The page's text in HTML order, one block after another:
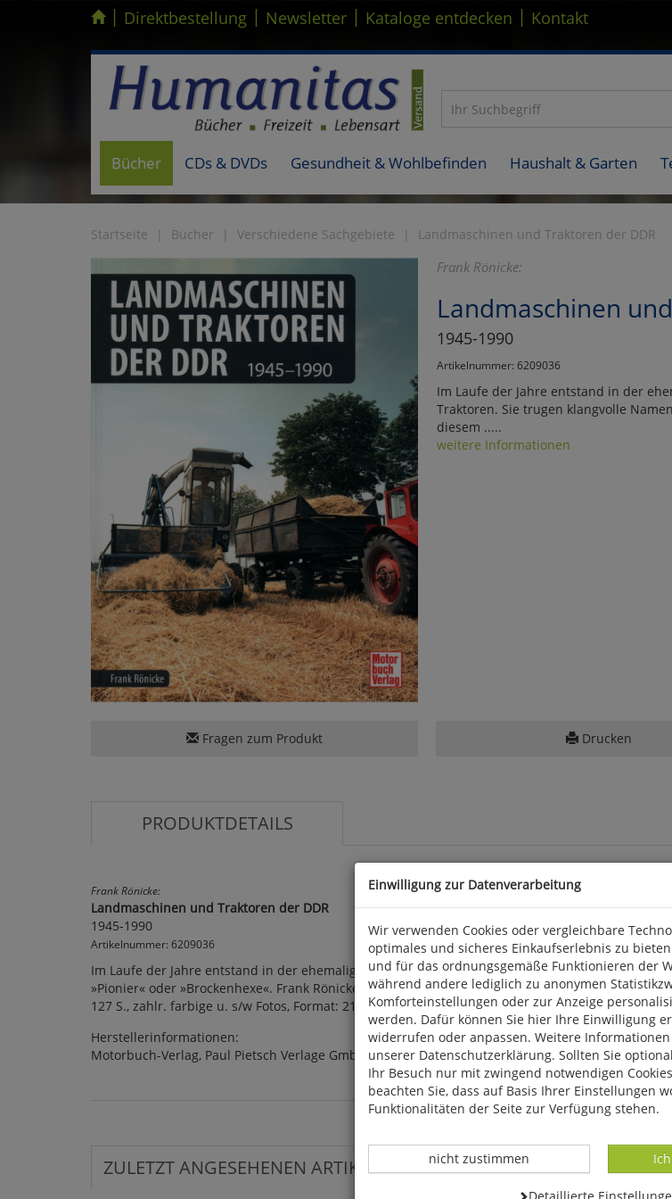
Kompletten Head der Seite überspringen
| Direktbestellung | Newsletter | Kataloge entdecken | Kontakt
Bücher CDs & DVDs Gesundheit & Wohlbefinden Haushalt & Garten
Startseite Bücher Verschiedene Sachgebiete Landmaschinen und Traktoren der DDR
Frank Rönicke:
Landmaschinen
1945-1990
Artikelnummer: 6209036
Im Laufe der Jahre entstand in der
Traktoren. Sie trugen klangvolle
diesem .....
weitere Informationen
Fragen zum Produkt Drucken
PRODUKTDETAILS
Frank Rönicke:
Landmaschinen und Traktoren der DDR
1945-1990
Artikelnummer: 6209036
Im Laufe der Jahre entstand in der ehemaligen DDR eine überraschend bunte Palette an
»Pionier« oder »Brockenhexe«. Frank Rönicke erinnert in diesem opulenten Bild- und
127 S., zahlr. farbige u. s/w Fotos, Format: 21,5 x 28,7 cm, geb. Motorbuch.
Herstellerinformationen:
Motorbuch-Verlag, Paul Pietsch Verlage GmbH & Co. KG, Hauptstätter Str. 149, D 70178
ZULETZT ANGESEHENEN ARTIKEL:
Einwilligung zur Datenverarbeitung
Wir verwenden Cookies oder vergleichbare
optimales und sicheres Einkaufserlebnis zu
und für das ordnungsgemäße Funktionieren der
während andere lediglich zu anonymen
Komforteinstellungen oder zur Anzeige
werden. Dafür können Sie hier Ihre Einwilligung
widerrufen oder anpassen. Weitere
unserer Datenschutzerklärung. Sollten Sie
Ihr Besuch nur mit zwingend notwendigen
beachten Sie, dass auf Basis Ihrer Einstellungen
Funktionalitäten der Seite zur Verfügung stehen.
Datenverarbeitung -
nicht zustimmen
Datenverarbeitung -